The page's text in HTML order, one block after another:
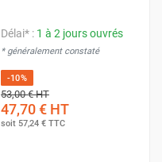
Délai* : 1 à 2 jours ouvrés
* généralement constaté
-10%
53,00 €HT
47,70 € HT
soit 57,24 € TTC